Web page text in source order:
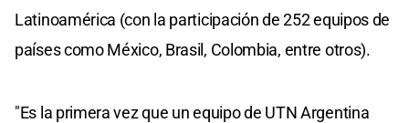
Latinoamérica (con la participación de 252 equipos de
países como México, Brasil, Colombia, entre otros).
"Es la primera vez que un equipo de UTN Argentina